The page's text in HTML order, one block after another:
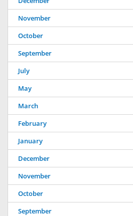
November
October
September
July
May
March
February
January
December
November
October
September